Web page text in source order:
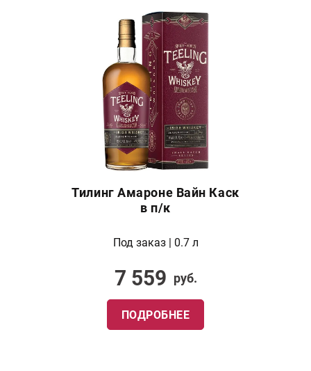
Тилинг Амароне Вайн Каск
в п/к
Под заказ | 0.7 л
7 559 руб.
ПОДРОБНЕЕ